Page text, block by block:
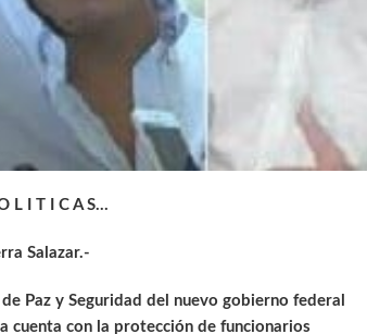
L I T I C A S…
Salazar.-
Paz y Seguridad del nuevo gobierno federal
cuenta con la protección de funcionarios